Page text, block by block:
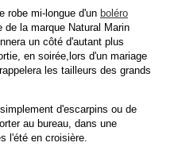
robe mi-longue d'un boléro
de la marque Natural Marin
un côté d'autant plus
en soirée,lors d'un mariage
les tailleurs des grands
d'escarpins ou de
au bureau, dans une
l'été en croisière.